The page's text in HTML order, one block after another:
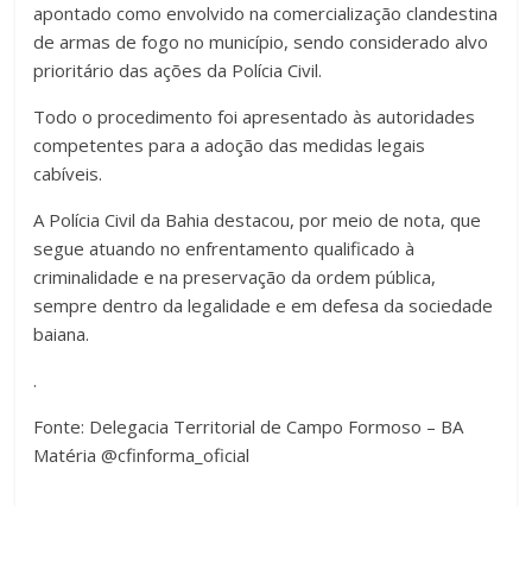
apontado como envolvido na comercialização clandestina
de armas de fogo no município, sendo considerado alvo
prioritário das ações da Polícia Civil.
Todo o procedimento foi apresentado às autoridades
competentes para a adoção das medidas legais
cabíveis.
A Polícia Civil da Bahia destacou, por meio de nota, que
segue atuando no enfrentamento qualificado à
criminalidade e na preservação da ordem pública,
sempre dentro da legalidade e em defesa da sociedade
baiana.
.
Fonte: Delegacia Territorial de Campo Formoso – BA
Matéria @cfinforma_oficial